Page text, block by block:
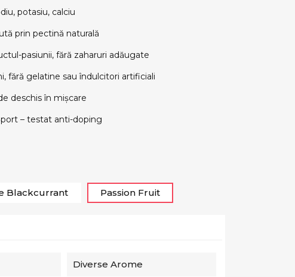
potasiu, calciu
prin pectină naturală
pasiunii, fără zaharuri adăugate
fără gelatine sau îndulcitori artificiali
deschis în mișcare
– testat anti-doping
Blackcurrant Passion Fruit
Diverse Arome